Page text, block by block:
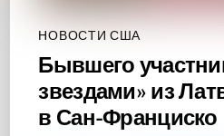
НОВОСТИ США
Бывшего
звездами» из
в Сан-Франциско